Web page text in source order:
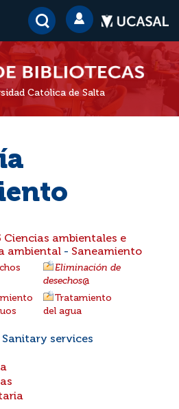
Católica de Salta
Ciencias ambientales e
ambiental - Saneamiento
Eliminación de
desechos@
Tratamiento
del agua
services